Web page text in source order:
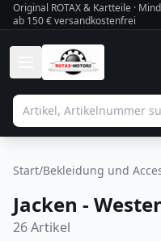
Original ROTAX & Kartteile ·
ab 150 € versandkostenfrei
Start/Bekleidung und
Jacken -
26Artikel